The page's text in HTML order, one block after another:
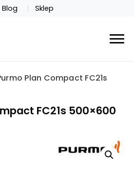
Blog Sklep
Plan Compact FC21s
FC21s 500×600